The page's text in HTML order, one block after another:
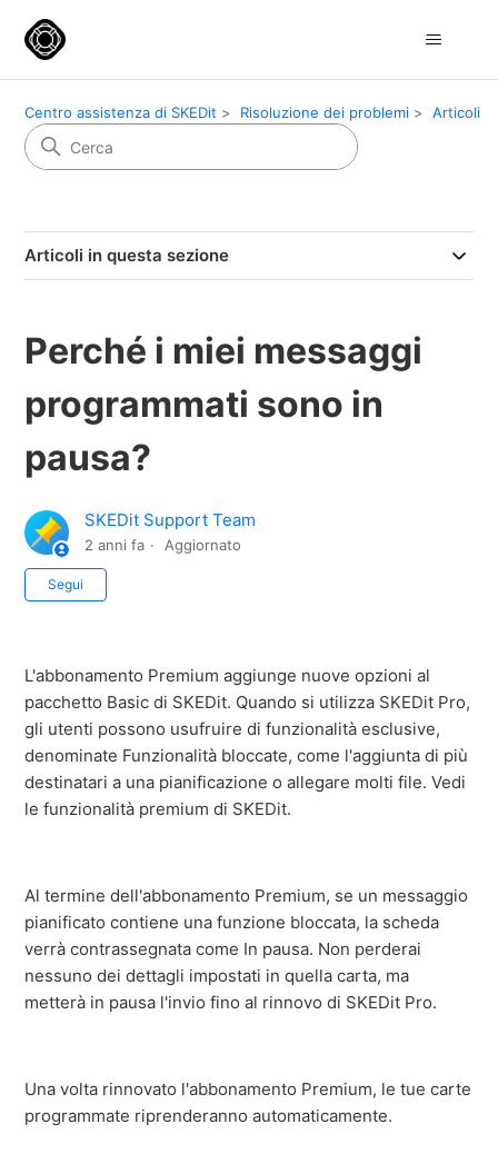
Centro assistenza di SKEDit Risoluzione dei problemi Articoli
Articoli in questa sezione
Perché i miei messaggi
programmati sono in
pausa?
SKEDit Support Team
2 anni fa Aggiornato
Segui
L'abbonamento Premium aggiunge nuove opzioni al
pacchetto Basic di SKEDit. Quando si utilizza SKEDit Pro,
gli utenti possono usufruire di funzionalità esclusive,
denominate Funzionalità bloccate, come l'aggiunta di più
destinatari a una pianificazione o allegare molti file. Vedi
le funzionalità premium di SKEDit.
Al termine dell'abbonamento Premium, se un messaggio
pianificato contiene una funzione bloccata, la scheda
verrà contrassegnata come In pausa. Non perderai
nessuno dei dettagli impostati in quella carta, ma
metterà in pausa l'invio fino al rinnovo di SKEDit Pro.
Una volta rinnovato l'abbonamento Premium, le tue carte
programmate riprenderanno automaticamente.